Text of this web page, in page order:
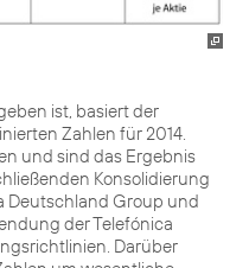
ist, basiert der
Zahlen für 2014.
und sind das Ergebnis
Konsolidierung
Deutschland Group und
der Telefónica
Darüber